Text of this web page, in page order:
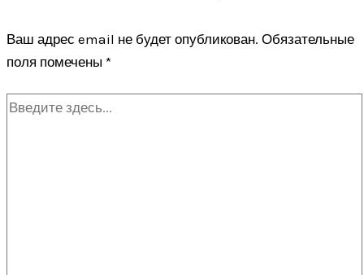
Ваш адрес email не будет опубликован. Обязательные
поля помечены *
Введите